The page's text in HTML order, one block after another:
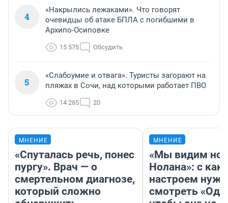
4
«Накрылись лежаками». Что говорят
очевидцы об атаке БПЛА с погибшими в
Архипо-Осиповке
15 575 Обсудить
5
«Слабоумие и отвага». Туристы загорают на
пляжах в Сочи, над которыми работает ПВО
14 285 20
МНЕНИЕ
«Спуталась речь, понес
пургу». Врач — о
смертельном диагнозе,
который сложно
МНЕНИЕ
«Мы видим
Нолана»: с
настроем
смотреть